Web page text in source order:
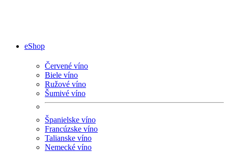
eShop
Červené víno
Biele víno
Ružové víno
Šumivé víno
Španielske víno
Francúzske víno
Talianske víno
Nemecké víno